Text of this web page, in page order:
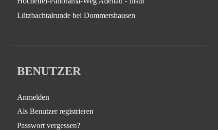
Lützbachtalrunde bei Dommershausen
BENUTZER
Anmelden
Als Benutzer registrieren
Passwort vergessen?